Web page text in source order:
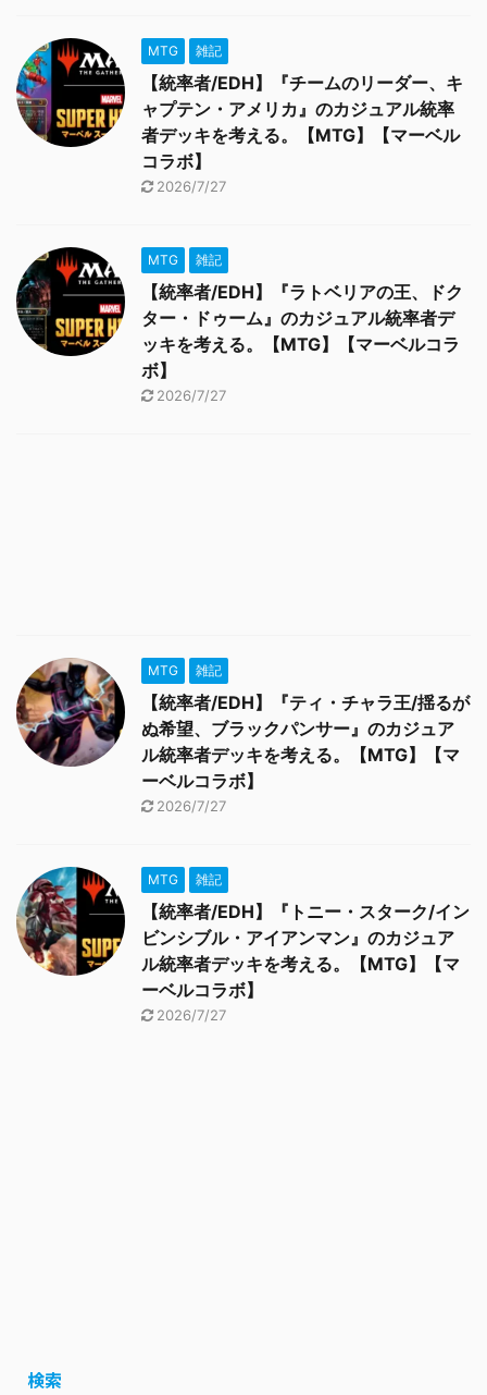
MTG 雑記
【統率者/EDH】『チームのリーダー、キ
ャプテン・アメリカ』のカジュアル統率
者デッキを考える。【MTG】【マーベル
コラボ】
2026/7/27
MTG 雑記
【統率者/EDH】『ラトベリアの王、ドク
ター・ドゥーム』のカジュアル統率者デ
ッキを考える。【MTG】【マーベルコラ
ボ】
2026/7/27
MTG 雑記
【統率者/EDH】『ティ・チャラ王/揺るが
ぬ希望、ブラックパンサー』のカジュア
ル統率者デッキを考える。【MTG】【マ
ーベルコラボ】
2026/7/27
MTG 雑記
【統率者/EDH】『トニー・スターク/イン
ビンシブル・アイアンマン』のカジュア
ル統率者デッキを考える。【MTG】【マ
ーベルコラボ】
2026/7/27
検索